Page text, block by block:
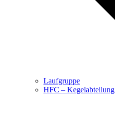
Laufgruppe
HFC – Kegelabteilung